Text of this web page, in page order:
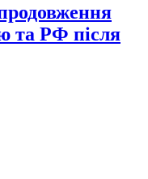
та РФ після